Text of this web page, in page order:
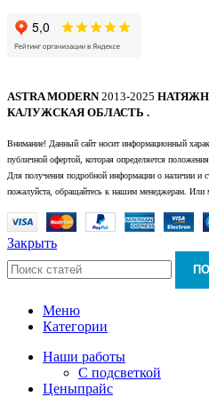
ASTRA MODERN2013-2025
КАЛУЖСКАЯ ОБЛАСТЬ .
Внимание! Данный сайт носит информационный
публичной офертой, которая определяется
Для получения подробной информации о наличии и
пожалуйста, обращайтесь к нашим менеджерам. Или
Закрыть
Меню
Категории
Наши работы
С подсветкой
Ценыпрайс